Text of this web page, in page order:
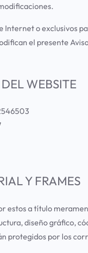
Internet o
el presente
WEBSITE
Y FRAMES
estos a título
diseño gráfico,
protegidos por los